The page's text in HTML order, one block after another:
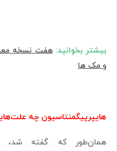
بیشتر بخوانید:هفت نسخه
و مک ها
هایپرپیگمنتاسیون چه
همان‌طور که گفته شد،